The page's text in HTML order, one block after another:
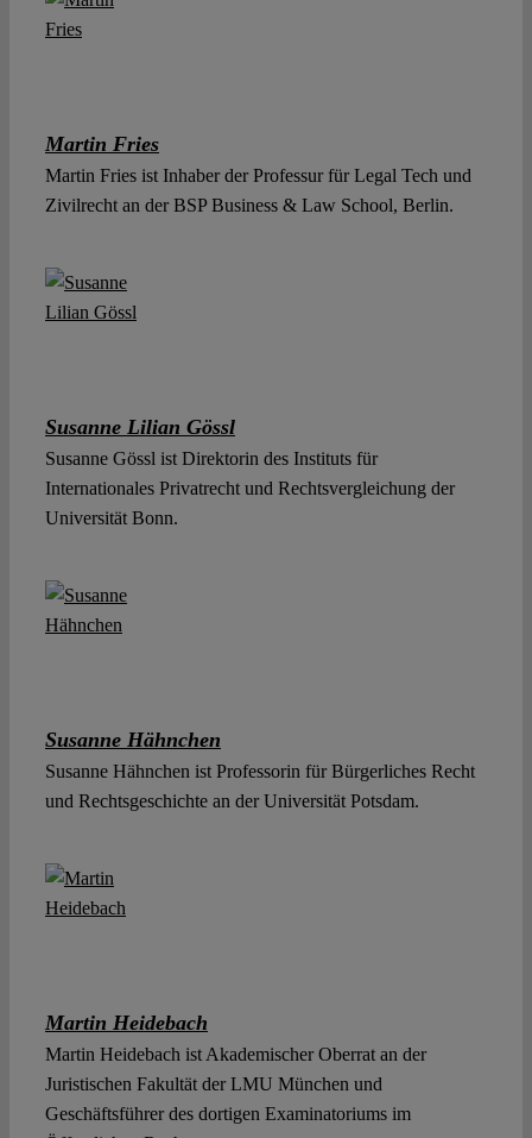
Martin Fries
Martin Fries ist Inhaber der Professur für Legal Tech und
Zivilrecht an der BSP Business & Law School, Berlin.
Susanne Lilian Gössl
Susanne Gössl ist Direktorin des Instituts für
Internationales Privatrecht und Rechtsvergleichung der
Universität Bonn.
Susanne Hähnchen
Susanne Hähnchen ist Professorin für Bürgerliches Recht
und Rechtsgeschichte an der Universität Potsdam.
Martin Heidebach
Martin Heidebach ist Akademischer Oberrat an der
Juristischen Fakultät der LMU München und
Geschäftsführer des dortigen Examinatoriums im